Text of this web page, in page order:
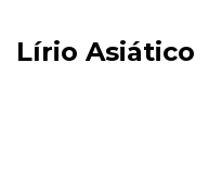
Lírio Asiático